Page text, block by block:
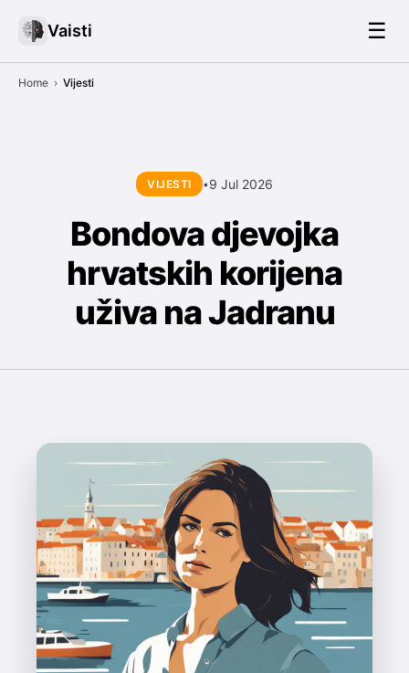
Vaisti ☰
Home › Vijesti
VIJESTI •9 Jul 2026
Bondova djevojka
hrvatskih korijena
uživa na Jadranu